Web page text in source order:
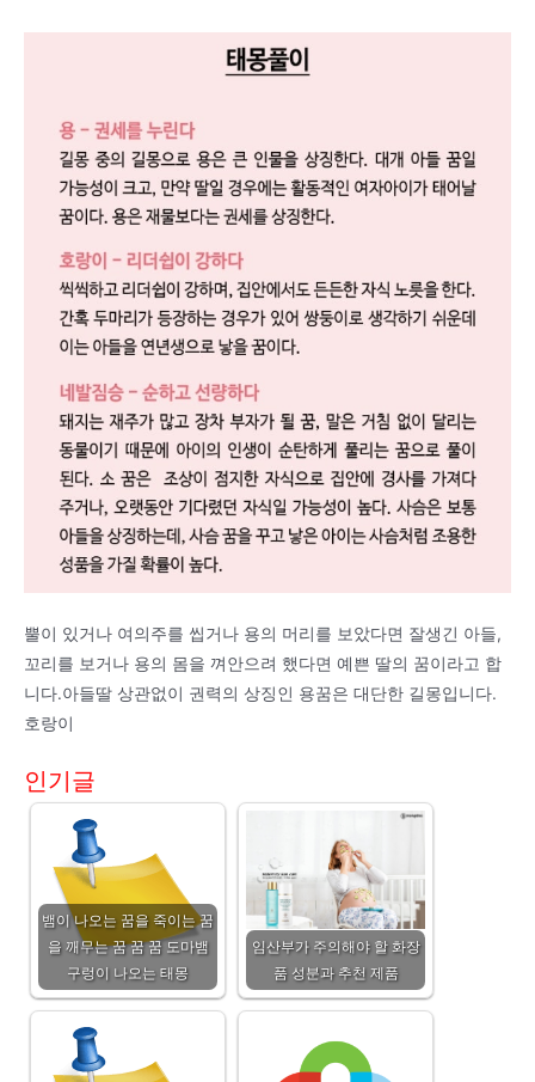
뿔이 있거나 여의주를 씹거나 용의 머리를 보았다면 잘생긴 아들,
꼬리를 보거나 용의 몸을 껴안으려 했다면 예쁜 딸의 꿈이라고 합
니다.아들딸 상관없이 권력의 상징인 용꿈은 대단한 길몽입니다.
호랑이
인기글
뱀이 나오는 꿈을 죽이는 꿈
을 깨무는 꿈 꿈 꿈 도마뱀
구렁이 나오는 태몽
임산부가 주의해야 할 화장
품 성분과 추천 제품